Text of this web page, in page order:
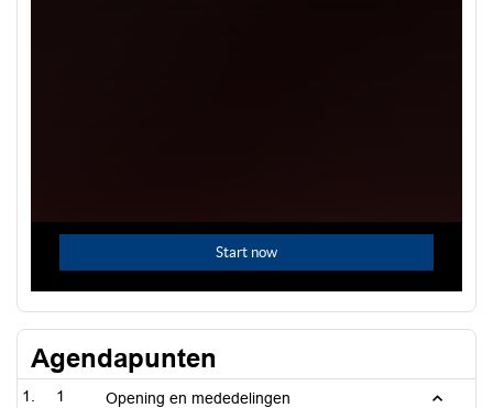
Agendapunten
1 Opening en mededelingen